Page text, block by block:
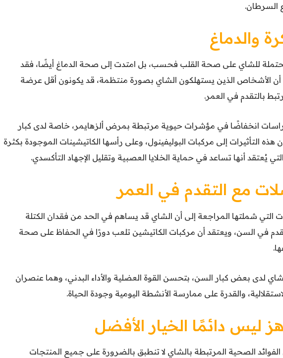
السرطان.
والدماغ
للشاي على صحة القلب فحسب، بل امتدت إلى صحة الدماغ أيضًا، فقد
أن الأشخاص الذين يستهلكون الشاي بصورة منتظمة، قد يكونون أقل عرضة
بالتقدم في العمر.
انخفاضًا في مؤشرات حيوية مرتبطة بمرض ألزهايمر، خاصة لدى كبار
هذه التأثيرات إلى مركبات البوليفينول، وعلى رأسها الكاتيشينات الموجودة بكثرة
يُعتقد أنها تساعد في حماية الخلايا العصبية وتقليل الإجهاد التأكسدي.
مع التقدم في العمر
شملتها المراجعة إلى أن الشاي قد يساهم في الحد من فقدان الكتلة
في السن، ويعتقد أن مركبات الكاتيشين تلعب دورًا في الحفاظ على صحة
لدى بعض كبار السن، بتحسن القوة العضلية والأداء البدني، وهما عنصران
والقدرة على ممارسة الأنشطة اليومية وجودة الحياة.
ليس دائمًا الخيار الأفضل
الصحية المرتبطة بالشاي لا تنطبق بالضرورة على جميع المنتجات